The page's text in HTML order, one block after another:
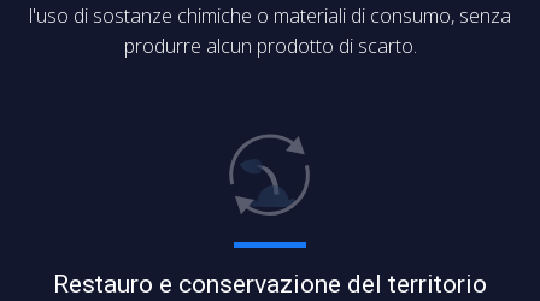
l'uso di sostanze chimiche o materiali di consumo, senza
produrre alcun prodotto di scarto.
Restauro e conservazione del territorio